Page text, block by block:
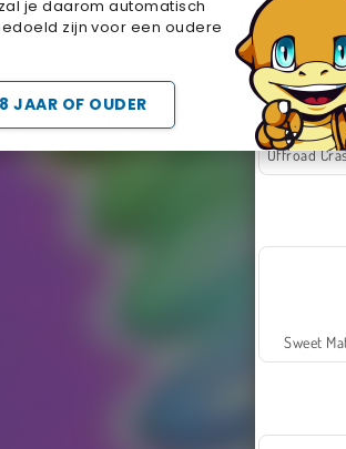
je daarom automatisch
zijn voor een oudere
JAAR OF OUDER
Sweet